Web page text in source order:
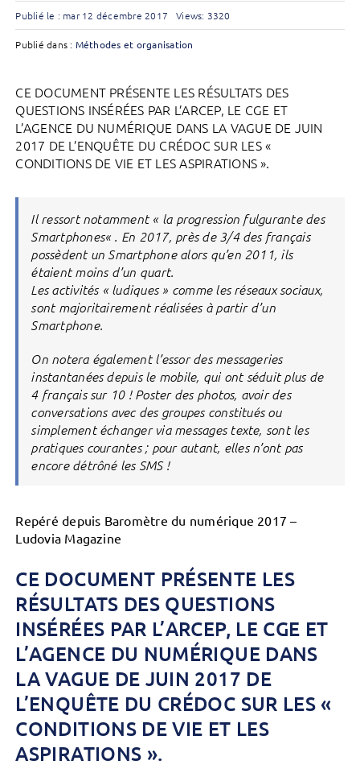
Publié le : mar 12 décembre 2017 Views: 3320
Publié dans : Méthodes et organisation
CE DOCUMENT PRÉSENTE LES RÉSULTATS DES
QUESTIONS INSÉRÉES PAR L’ARCEP, LE CGE ET
L’AGENCE DU NUMÉRIQUE DANS LA VAGUE DE JUIN
2017 DE L’ENQUÊTE DU CRÉDOC SUR LES «
CONDITIONS DE VIE ET LES ASPIRATIONS ».
Il ressort notamment « la progression fulgurante des
Smartphones« . En 2017, près de 3/4 des français
possèdent un Smartphone alors qu’en 2011, ils
étaient moins d’un quart.
Les activités « ludiques » comme les réseaux sociaux,
sont majoritairement réalisées à partir d’un
Smartphone.
On notera également l’essor des messageries
instantanées depuis le mobile, qui ont séduit plus de
4 français sur 10 ! Poster des photos, avoir des
conversations avec des groupes constitués ou
simplement échanger via messages texte, sont les
pratiques courantes ; pour autant, elles n’ont pas
encore détrôné les SMS !
Repéré depuis Baromètre du numérique 2017 –
Ludovia Magazine
CE DOCUMENT PRÉSENTE LES
RÉSULTATS DES QUESTIONS
INSÉRÉES PAR L’ARCEP, LE CGE ET
L’AGENCE DU NUMÉRIQUE DANS
LA VAGUE DE JUIN 2017 DE
L’ENQUÊTE DU CRÉDOC SUR LES «
CONDITIONS DE VIE ET LES
ASPIRATIONS ».